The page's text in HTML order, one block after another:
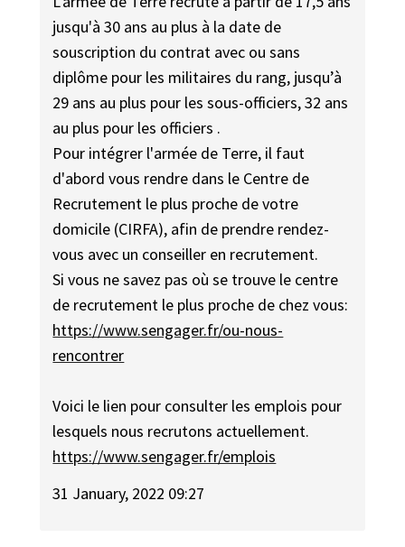
jusqu'à 30 ans au plus à la date de
souscription du contrat avec ou sans
diplôme pour les militaires du rang, jusqu’à
29 ans au plus pour les sous-officiers, 32 ans
au plus pour les officiers .
Pour intégrer l'armée de Terre, il faut
d'abord vous rendre dans le Centre de
Recrutement le plus proche de votre
domicile (CIRFA), afin de prendre rendez-
vous avec un conseiller en recrutement.
Si vous ne savez pas où se trouve le centre
de recrutement le plus proche de chez vous:
https://www.sengager.fr/ou-nous-
rencontrer
Voici le lien pour consulter les emplois pour
lesquels nous recrutons actuellement.
https://www.sengager.fr/emplois
31 January, 2022 09:27